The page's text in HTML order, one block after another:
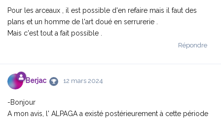
Pour les arceaux , il est possible d'en refaire mais il faut des
plans et un homme de l'art doué en serrurerie .
Mais c'est tout a fait possible .
Répondre
Berjac 12 mars 2024
-Bonjour
A mon avis, l' ALPAGA a existé postérieurement à cette période